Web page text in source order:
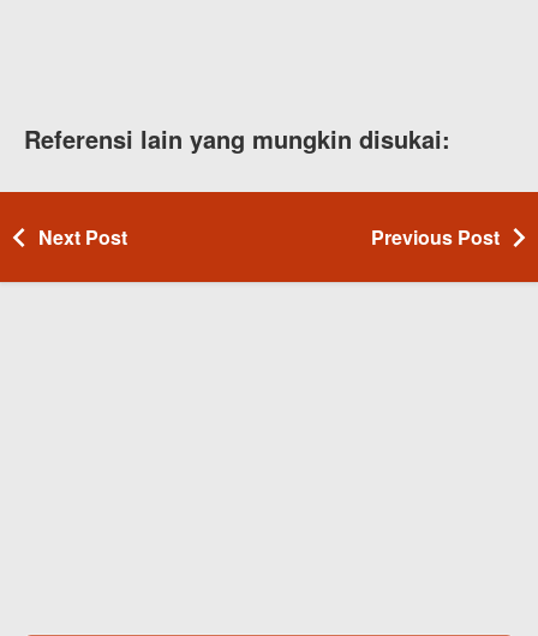
Referensi lain yang mungkin disukai:
Next Post Previous Post